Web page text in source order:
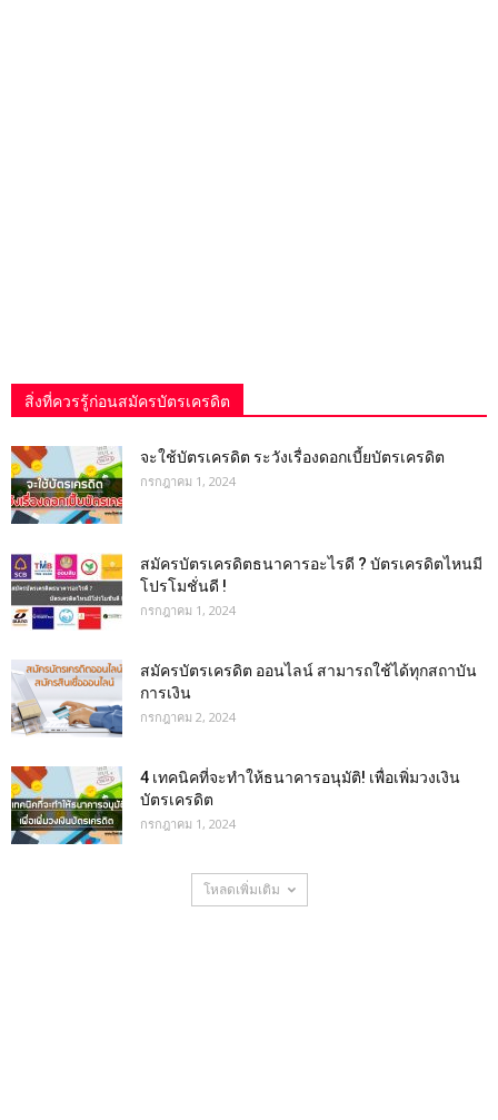
สิ่งที่ควรรู้ก่อนสมัครบัตรเครดิต
จะใช้บัตรเครดิต ระวังเรื่องดอกเบี้ยบัตรเครดิต
กรกฎาคม 1, 2024
สมัครบัตรเครดิตธนาคารอะไรดี ? บัตรเครดิตไหนมี
โปรโมชั่นดี !
กรกฎาคม 1, 2024
สมัครบัตรเครดิต ออนไลน์ สามารถใช้ได้ทุกสถาบัน
การเงิน
กรกฎาคม 2, 2024
4 เทคนิคที่จะทำให้ธนาคารอนุมัติ! เพื่อเพิ่มวงเงิน
บัตรเครดิต
กรกฎาคม 1, 2024
โหลดเพิ่มเติม